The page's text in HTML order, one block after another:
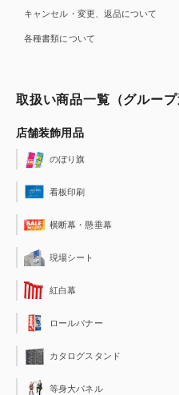
キャンセル・変更、返品について
各種書類について
取扱い商品一覧（グループ
店舗装飾用品
のぼり旗
看板印刷
横断幕・懸垂幕
現場シート
紅白幕
ロールバナー
カタログスタンド
等身大パネル